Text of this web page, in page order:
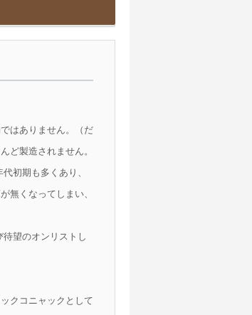
はありません。（だ
ど製造されません。
初期も多くあり、
無くなってしまい、
望のオンリストし
クコニャックとして